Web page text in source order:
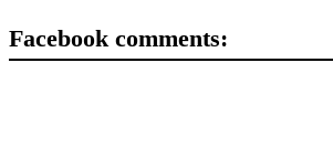
Facebook comments: